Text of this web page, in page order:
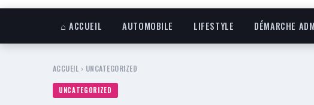
⌂ ACCUEIL AUTOMOBILE LIFESTYLE DÉMARCHE
ACCUEIL › UNCATEGORIZED
UNCATEGORIZED